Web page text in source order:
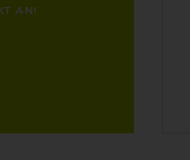
AN!